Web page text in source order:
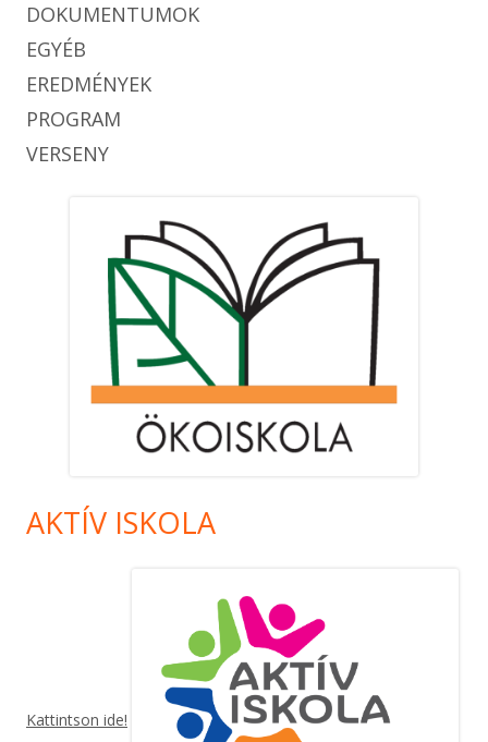
DOKUMENTUMOK
EGYÉB
EREDMÉNYEK
PROGRAM
VERSENY
AKTÍV ISKOLA
Kattintson ide!